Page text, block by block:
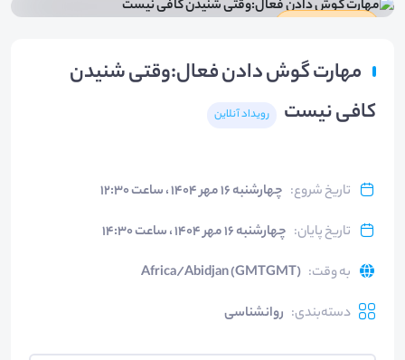
مهارت گوش دادن فعال:وقتی شنیدن
کافی نیست
رویداد آنلاین
تاریخ شروع: چهارشنبه ۱۶ مهر ۱۴۰۴ ، ساعت ۱۲:۳۰
تاریخ پایان: چهارشنبه ۱۶ مهر ۱۴۰۴ ، ساعت ۱۴:۳۰
به وقت:
Africa/Abidjan (GMTGMT)
دسته‌بندی: روانشناسی